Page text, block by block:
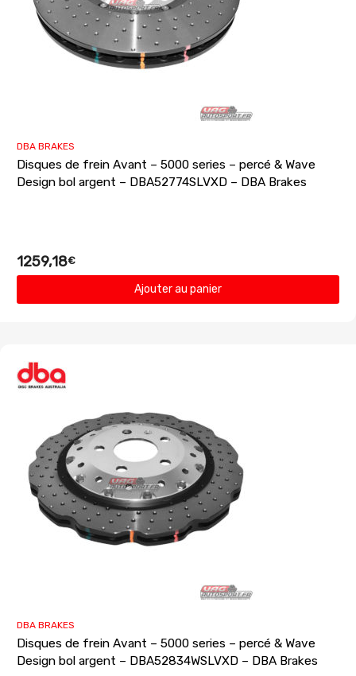
DBA BRAKES
Disques de frein Avant – 5000 series – percé & Wave
Design bol argent – DBA52774SLVXD – DBA Brakes
1259,18€
Ajouter au panier
DBA BRAKES
Disques de frein Avant – 5000 series – percé & Wave
Design bol argent – DBA52834WSLVXD – DBA Brakes